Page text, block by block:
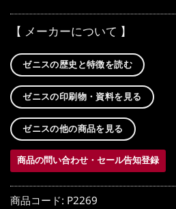
【 メーカーについて 】
ゼニスの歴史と特徴を読む
ゼニスの印刷物・資料を見る
ゼニスの他の商品を見る
商品の問い合わせ・セール告知登録
商品コード: P2269